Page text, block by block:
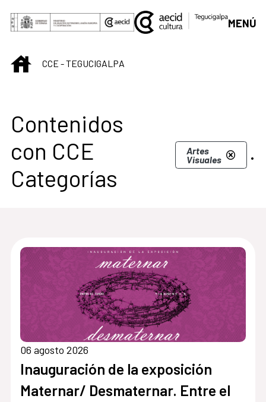
Saltar al contenido principal
MENÚ
INICIOCCE - TEGUCIGALPA
Centro Cultural de
Contenidos
con CCE
Categorías
Artes
Visuales .
06 agosto 2026
Inauguración de la exposición
Maternar/ Desmaternar. Entre el